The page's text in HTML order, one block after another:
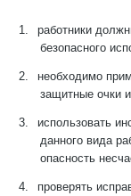
1.
работники
безопасного
2.
необходимо
защитные очки
3.
использовать
данного вида
опасность
4.
проверять